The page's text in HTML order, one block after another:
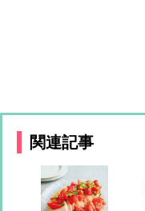
関連記事